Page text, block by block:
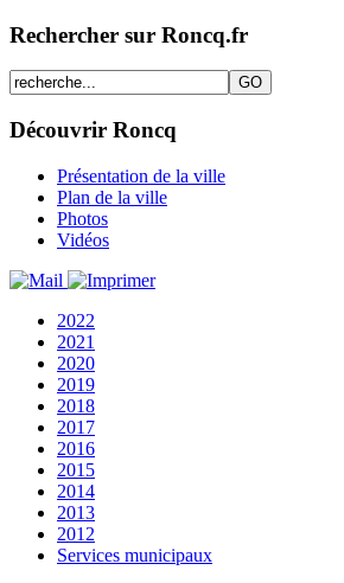
Rechercher sur Roncq.fr
Découvrir Roncq
Présentation de la ville
Plan de la ville
Photos
Vidéos
2022
2021
2020
2019
2018
2017
2016
2015
2014
2013
2012
Services municipaux